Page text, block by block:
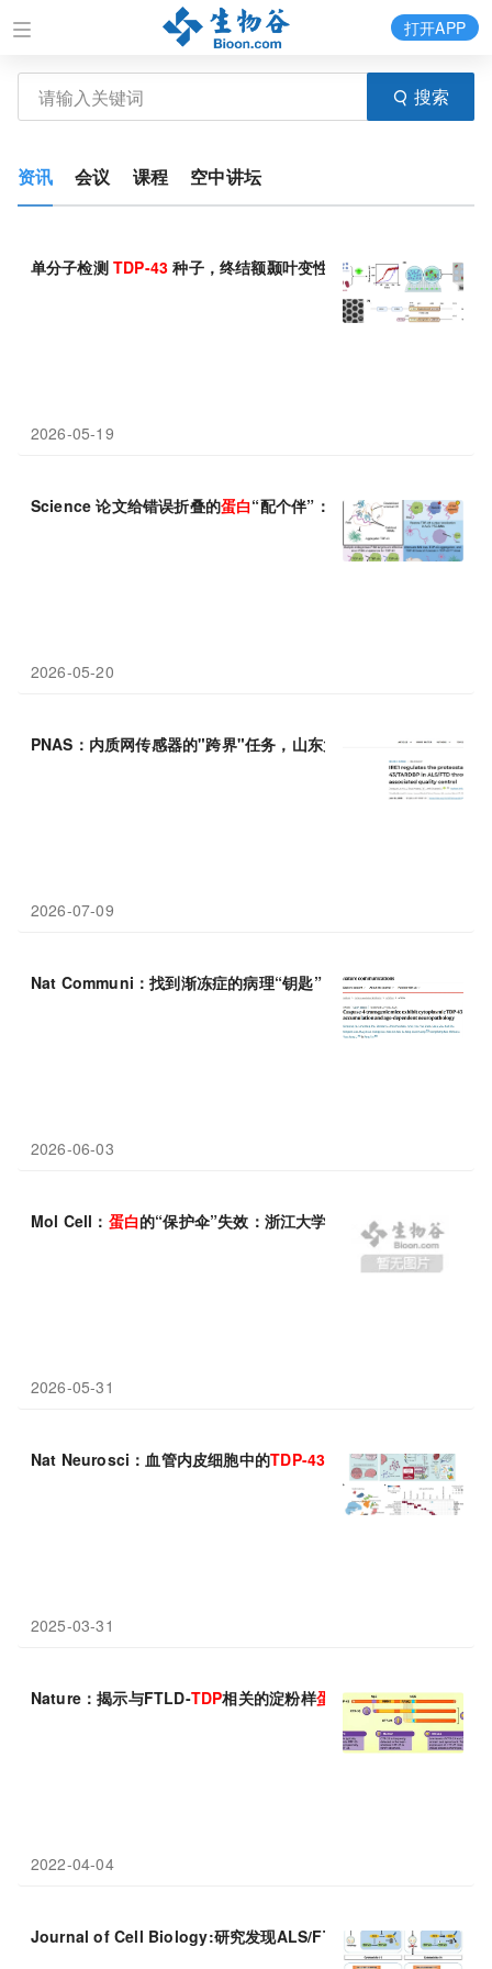
搜索
打开APP
资讯 会议 课程 空中讲坛
单分子检测 TDP-43 种子，终结额颞叶变性误诊时代
2026-05-19
Science 论文给错误折叠的蛋白“配个伴”：短RNA分子可逆转
2026-05-20
PNAS：内质网传感器的"跨界"任务，山东大学李双喜等团队揭示
2026-07-09
Nat Communi：找到渐冻症的病理“钥匙”，暨南大学殷鹏/李晓
2026-06-03
Mol Cell： 蛋白的“保护伞”失效：浙江大学沈承勇/张克兢发现
2026-05-31
Nat Neurosci：血管内皮细胞中的TDP-43 缺乏可能是多种神经
2025-03-31
Nature：揭示与FTLD-TDP相关的淀粉样蛋白是TMEM106B而不
2022-04-04
Journal of Cell Biology:研究发现ALS/FTD致病蛋白 TDP-43和